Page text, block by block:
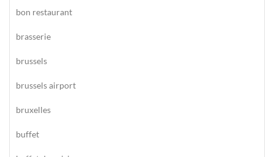
bon restaurant
brasserie
brussels
brussels airport
bruxelles
buffet